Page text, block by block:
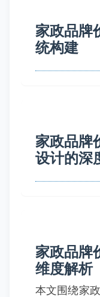
家政品牌
统构建
家政品牌
设计的深
家政品牌
维度解析
本文围绕家